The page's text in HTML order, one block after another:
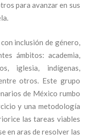
para avanzar en sus
inclusión de género,
ámbitos: academia,
iglesia, indígenas,
otros. Este grupo
de México rumbo
y una metodología
las tareas viables
en aras de resolver las